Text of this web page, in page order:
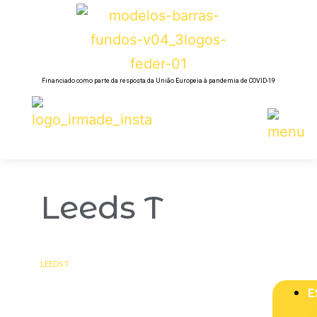
Financiado como parte da resposta da União Europeia à pandemia de COVID-19
Leeds T
LEEDS T